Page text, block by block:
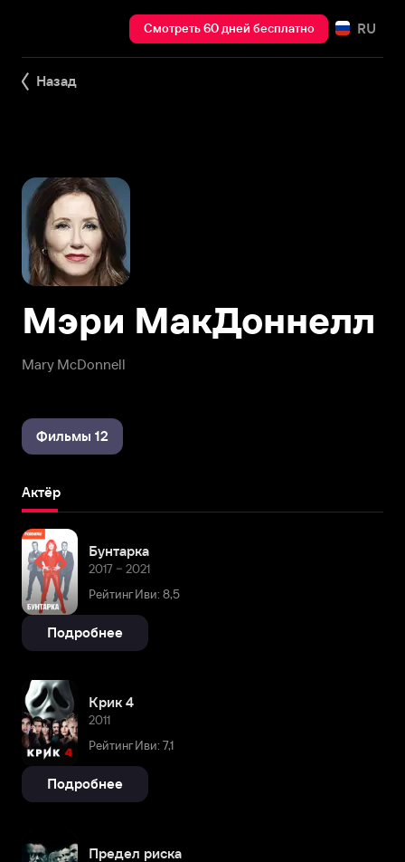
Смотреть 60 дней бесплатно RU
Назад
Mary McDonnell
Мэри МакДоннелл
Фильмы 12
Актёр
Бунтарка
2017 – 2021
Рейтинг Иви: 8,5
Подробнее
Крик 4
2011
Рейтинг Иви: 7,1
Подробнее
Предел риска